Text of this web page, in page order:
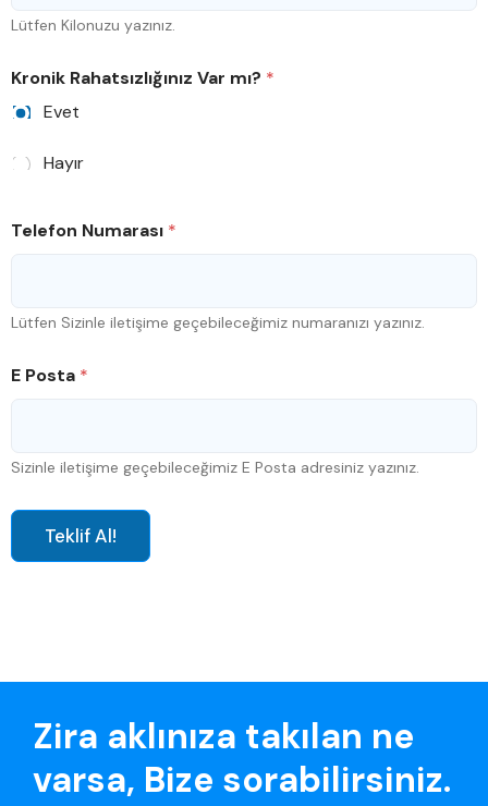
Lütfen Kilonuzu yazınız.
Kronik Rahatsızlığınız Var mı? *
Evet
Hayır
Telefon Numarası *
Lütfen Sizinle iletişime geçebileceğimiz numaranızı yazınız.
E Posta *
Sizinle iletişime geçebileceğimiz E Posta adresiniz yazınız.
Teklif Al!
Zira aklınıza takılan ne
varsa, Bize sorabilirsiniz.